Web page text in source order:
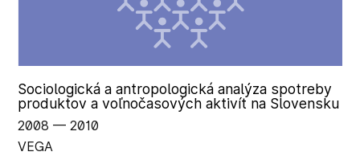
Sociologická a antropologická analýza spotreby
produktov a voľnočasových aktivít na Slovensku
2008 ‏‏‎ ‎— 2010
VEGA